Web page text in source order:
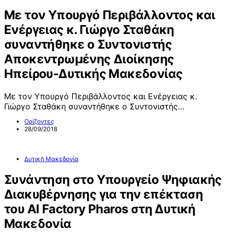
Με τον Υπουργό Περιβάλλοντος και
Ενέργειας κ. Γιώργο Σταθάκη
συναντήθηκε ο Συντονιστής
Αποκεντρωμένης Διοίκησης
Ηπείρου-Δυτικής Μακεδονίας
Με τον Υπουργό Περιβάλλοντος και Ενέργειας κ.
Γιώργο Σταθάκη συναντήθηκε ο Συντονιστής…
Ορίζοντες
28/09/2018
Δυτική Μακεδονία
Συνάντηση στο Υπουργείο Ψηφιακής
Διακυβέρνησης για την επέκταση
του AI Factory Pharos στη Δυτική
Μακεδονία